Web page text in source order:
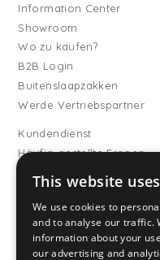
Information Center
Showroom
Wo zu kaufen?
B2B Login
Buitenslaapzakken
Werde Vertriebspartner
Kundendienst
Häufig gestellte Fragen
Zahlungsarten
Geschäftsbedingungen
This website
We use cookies to
and to analyse our traffic.
information about your
our advertising and